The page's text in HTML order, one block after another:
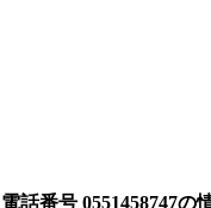
電話番号 0551458747の